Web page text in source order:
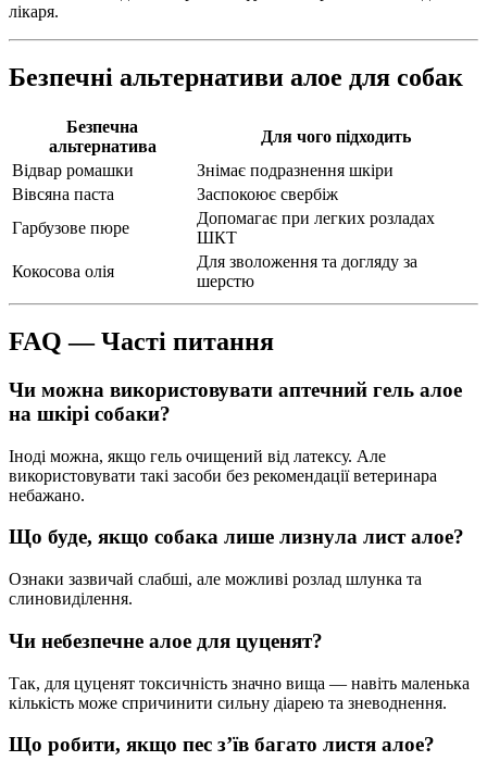
лікаря.
Безпечні альтернативи алое для собак
Безпечна
альтернатива
Для чого підходить
Відвар ромашки
Знімає подразнення шкіри
Вівсяна паста
Заспокоює свербіж
Гарбузове пюре
Допомагає при легких розладах
ШКТ
Кокосова олія
Для зволоження та догляду за
шерстю
FAQ — Часті питання
Чи можна використовувати аптечний гель алое
на шкірі собаки?
Іноді можна, якщо гель очищений від латексу. Але
використовувати такі засоби без рекомендації ветеринара
небажано.
Що буде, якщо собака лише лизнула лист алое?
Ознаки зазвичай слабші, але можливі розлад шлунка та
слиновиділення.
Чи небезпечне алое для цуценят?
Так, для цуценят токсичність значно вища — навіть маленька
кількість може спричинити сильну діарею та зневоднення.
Що робити, якщо пес з’їв багато листя алое?